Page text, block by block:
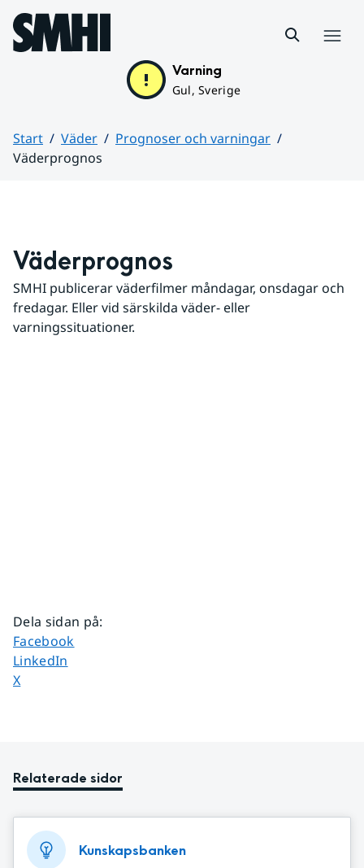
Hoppa till sidans innehåll
Varning
Gul, Sverige
Start Väder
Prognoser och varningar
Väderprognos
Väderprognos
SMHI publicerar väderfilmer måndagar, onsdagar och
fredagar. Eller vid särskilda väder- eller
varningssituationer.
Dela sidan på:
Dela sidan på
Facebook
Dela sidan på
LinkedIn
Dela sidan på
X
Relaterade sidor
Kunskapsbanken